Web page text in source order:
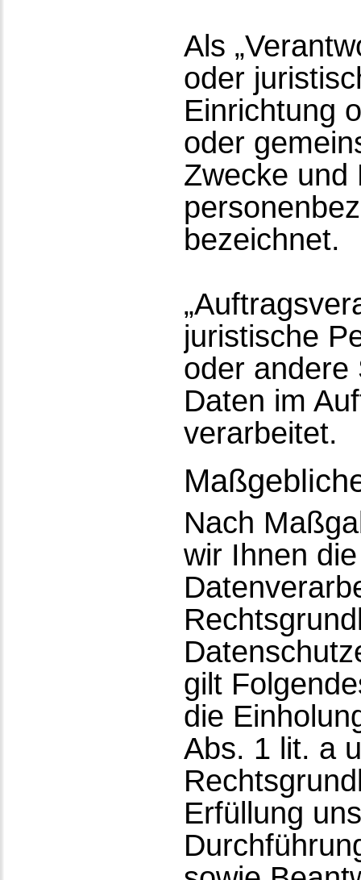
Als
oder
Einrichtung
oder
Zwecke und
bezeichnet.
juristische
oder andere
Daten im
verarbeitet.
Nach
wir Ihnen
gilt
die
Abs. 1 lit. a
Erfüllung